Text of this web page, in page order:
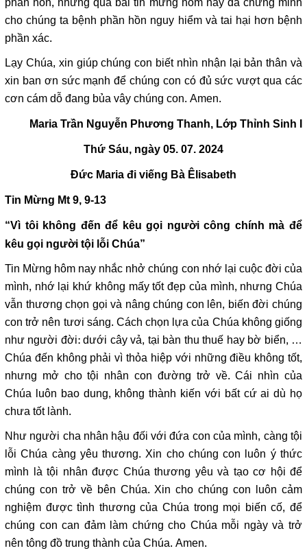
cho chúng ta bệnh phần hồn nguy hiểm và tai hại hơn bệnh
phần xác.
Lạy Chúa, xin giúp chúng con biết nhìn nhận lại bản thân và
xin ban ơn sức mạnh để chúng con có đủ sức vượt qua các
cơn cám dỗ đang bủa vây chúng con. Amen.
Maria Trần Nguyễn Phương Thanh, Lớp Thỉnh Sinh I
Thứ Sáu, ngày 05. 07. 2024
Đức Maria đi viếng Bà Êlisabeth
Tin Mừng Mt 9, 9-13
“Vì tôi không đến để kêu gọi người công chính mà để
kêu gọi người tội lỗi Chúa”
Tin Mừng hôm nay nhắc nhở chúng con nhớ lại cuộc đời của
mình, nhớ lại khứ không mấy tốt đẹp của mình, nhưng Chúa
vẫn thương chọn gọi và nâng chúng con lên, biến đời chúng
con trở nên tươi sáng. Cách chọn lựa của Chúa không giống
như người đời: dưới cây vả, tại bàn thu thuế hay bờ biển, …
Chúa đến không phải vì thỏa hiệp với những điều không tốt,
nhưng mở cho tội nhân con đường trở về. Cái nhìn của
Chúa luôn bao dung, không thành kiến với bất cứ ai dù họ
chưa tốt lành.
Như người cha nhân hậu đối với đứa con của mình, càng tội
lỗi Chúa càng yêu thương. Xin cho chúng con luôn ý thức
mình là tội nhân được Chúa thương yêu và tạo cơ hội để
chúng con trở về bên Chúa. Xin cho chúng con luôn cảm
nghiệm được tình thương của Chúa trong mọi biến cố, để
chúng con can đảm làm chứng cho Chúa mỗi ngày và trở
nên tông đồ trung thành của Chúa. Amen.